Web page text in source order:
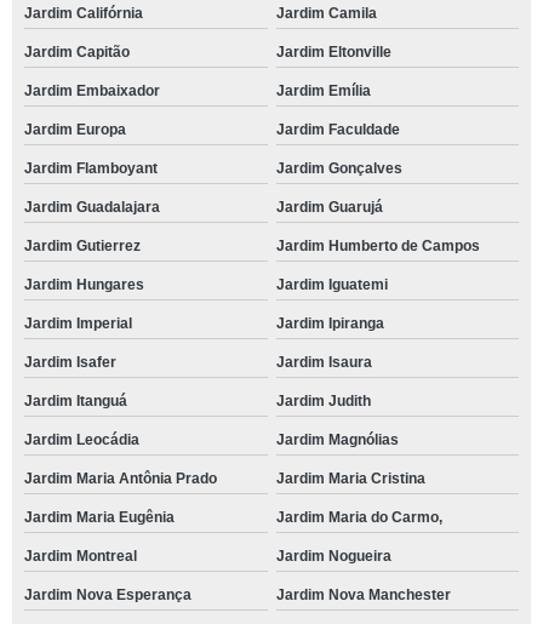
Jardim Califórnia Jardim Camila
Jardim Capitão Jardim Eltonville
Jardim Embaixador Jardim Emília
Jardim Europa Jardim Faculdade
Jardim Flamboyant Jardim Gonçalves
Jardim Guadalajara Jardim Guarujá
Jardim Gutierrez Jardim Humberto de Campos
Jardim Hungares Jardim Iguatemi
Jardim Imperial Jardim Ipiranga
Jardim Isafer Jardim Isaura
Jardim Itanguá Jardim Judith
Jardim Leocádia Jardim Magnólias
Jardim Maria Antônia Prado Jardim Maria Cristina
Jardim Maria Eugênia Jardim Maria do Carmo,
Jardim Montreal Jardim Nogueira
Jardim Nova Esperança Jardim Nova Manchester